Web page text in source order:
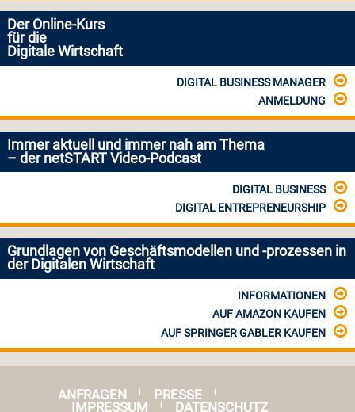
Der Online-Kurs
für die
Digitale Wirtschaft
DIGITAL BUSINESS MANAGER
ANMELDUNG
Immer aktuell und immer nah am Thema
– der netSTART Video-Podcast
DIGITAL BUSINESS
DIGITAL ENTREPRENEURSHIP
Grundlagen von Geschäftsmodellen und -prozessen in
der Digitalen Wirtschaft
INFORMATIONEN
AUF AMAZON KAUFEN
AUF SPRINGER GABLER KAUFEN
ANFRAGEN | PRESSE |
IMPRESSUM | DATENSCHUTZ